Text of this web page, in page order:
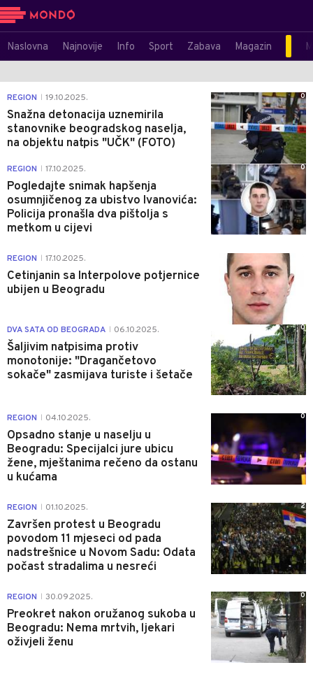
Naslovna Najnovije Info Sport Zabava Magazin
REGION 19.10.2025.
Snažna detonacija uznemirila
stanovnike beogradskog naselja,
na objektu natpis "UČK" (FOTO)
0
REGION 17.10.2025.
Pogledajte snimak hapšenja
osumnjičenog za ubistvo Ivanovića:
Policija pronašla dva pištolja s
metkom u cijevi
0
REGION 17.10.2025.
Cetinjanin sa Interpolove potjernice
ubijen u Beogradu
DVA SATA OD BEOGRADA 06.10.2025.
Šaljivim natpisima protiv
monotonije: "Dragančetovo
sokače" zasmijava turiste i šetače
0
REGION 04.10.2025.
Opsadno stanje u naselju u
Beogradu: Specijalci jure ubicu
žene, mještanima rečeno da ostanu
u kućama
0
REGION 01.10.2025.
Završen protest u Beogradu
povodom 11 mjeseci od pada
nadstrešnice u Novom Sadu: Odata
počast stradalima u nesreći
2
REGION 30.09.2025.
Preokret nakon oružanog sukoba u
Beogradu: Nema mrtvih, ljekari
oživjeli ženu
0